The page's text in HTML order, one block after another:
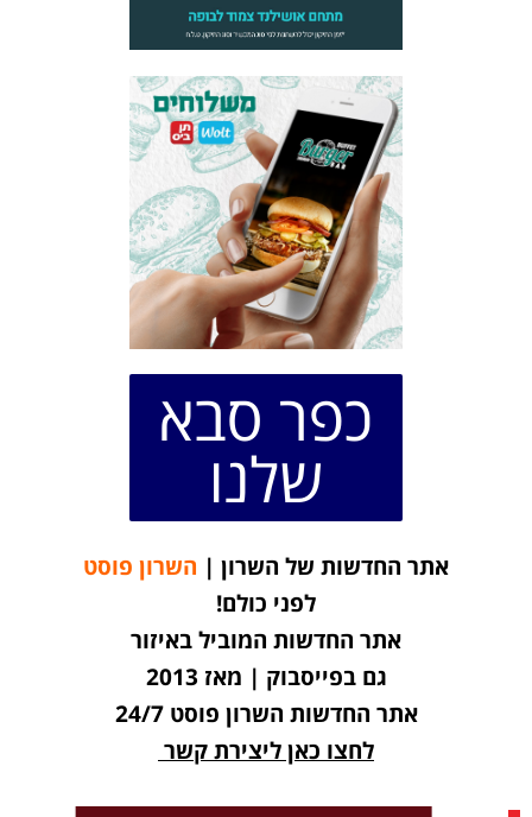
כפר סבא
שלנו
אתר החדשות של השרון | השרון פוסט
לפני כולם!
אתר החדשות המוביל באיזור
גם בפייסבוק | מאז 2013
אתר החדשות השרון פוסט 24/7
לחצו כאן ליצירת קשר